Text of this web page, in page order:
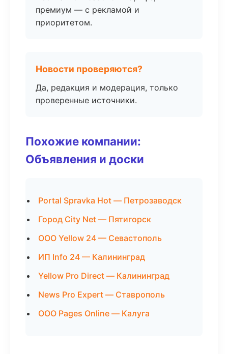
премиум — с рекламой и
приоритетом.
Новости проверяются?
Да, редакция и модерация, только
проверенные источники.
Похожие компании:
Объявления и доски
Portal Spravka Hot — Петрозаводск
Город City Net — Пятигорск
ООО Yellow 24 — Севастополь
ИП Info 24 — Калининград
Yellow Pro Direct — Калининград
News Pro Expert — Ставрополь
ООО Pages Online — Калуга